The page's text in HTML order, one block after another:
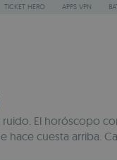
TICKET HERO APPS VPN
El horóscopo
cuesta arriba.